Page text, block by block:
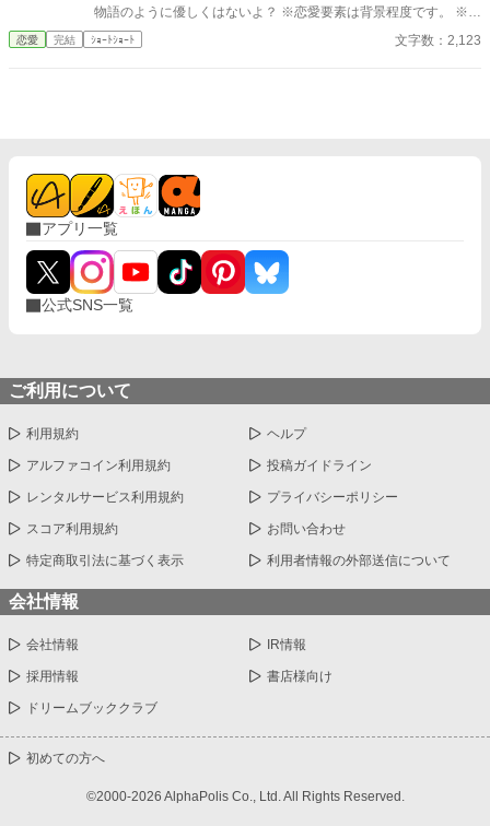
物語のように優しくはないよ？ ※恋愛要素は背景程度です。 ※過
激なざまぁ描写はありません。
恋愛 完結 ｼｮｰﾄｼｮｰﾄ 文字数：2,123
アプリ一覧
公式SNS一覧
ご利用について
利用規約 ヘルプ
アルファコイン利用規約 投稿ガイドライン
レンタルサービス利用規約 プライバシーポリシー
スコア利用規約 お問い合わせ
特定商取引法に基づく表示 利用者情報の外部送信について
会社情報
会社情報 IR情報
採用情報 書店様向け
ドリームブッククラブ
初めての方へ
©2000-2026 AlphaPolis Co., Ltd. All Rights Reserved.